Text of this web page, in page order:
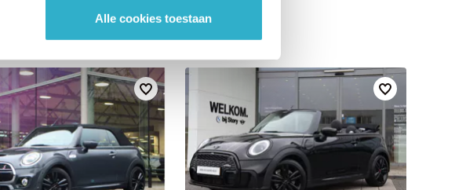
Alle cookies toestaan